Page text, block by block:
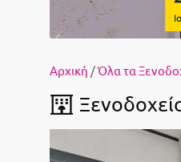
Αρχική /Όλα τα